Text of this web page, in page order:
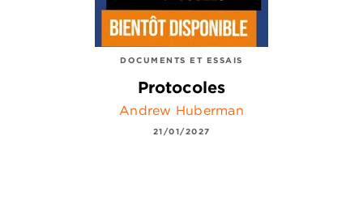
DOCUMENTS ET ESSAIS
Protocoles
Andrew Huberman
21/01/2027